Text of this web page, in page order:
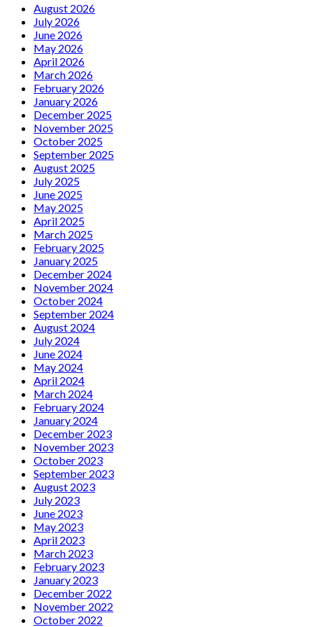
August 2026
July 2026
June 2026
May 2026
April 2026
March 2026
February 2026
January 2026
December 2025
November 2025
October 2025
September 2025
August 2025
July 2025
June 2025
May 2025
April 2025
March 2025
February 2025
January 2025
December 2024
November 2024
October 2024
September 2024
August 2024
July 2024
June 2024
May 2024
April 2024
March 2024
February 2024
January 2024
December 2023
November 2023
October 2023
September 2023
August 2023
July 2023
June 2023
May 2023
April 2023
March 2023
February 2023
January 2023
December 2022
November 2022
October 2022